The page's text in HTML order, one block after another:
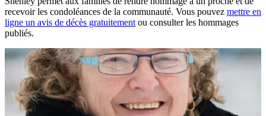
Maisons funéraires
Blog
Publier un avis
recevoir les condoléances de la communauté. Vous pouvez mettre en
ligne un avis de décès gratuitement ou consulter les hommages
publiés.